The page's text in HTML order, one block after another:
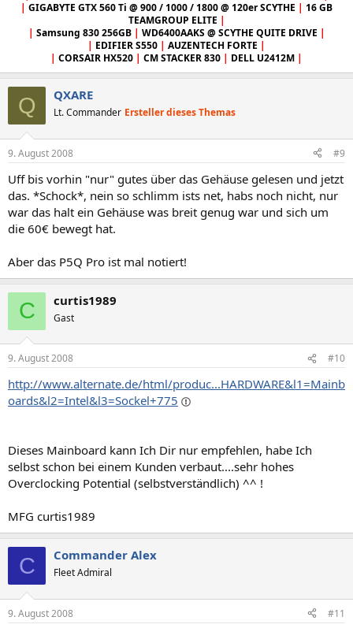
| GIGABYTE GTX 560 Ti @ 900 / 1000 / 1800 @ 120er SCYTHE | 16 GB
TEAMGROUP ELITE |
| Samsung 830 256GB | WD6400AAKS @ SCYTHE QUITE DRIVE |
| EDIFIER S550 | AUZENTECH FORTE |
| CORSAIR HX520 | CM STACKER 830 | DELL U2412M |
Q QXARE
Lt. Commander Ersteller dieses Themas
9. August 2008 #9
Uff bis vorhin "nur" gutes über das Gehäuse gelesen und jetzt
das. *Schock*, nein so schlimm ists net, habs noch nicht, nur
war das halt ein Gehäuse was breit genug war und sich um
die 60€ bewegt hat.
Aber das P5Q Pro ist mal notiert!
C curtis1989
Gast
9. August 2008 #10
http://www.alternate.de/html/produc...HARDWARE&l1=Mainb
oards&l2=Intel&l3=Sockel+775
Dieses Mainboard kann Ich Dir nur empfehlen, habe Ich
selbst schon bei einem Kunden verbaut....sehr hohes
Overclocking Potential (selbstverständlich) ^^ !
MFG curtis1989
C Commander Alex
Fleet Admiral
9. August 2008 #11